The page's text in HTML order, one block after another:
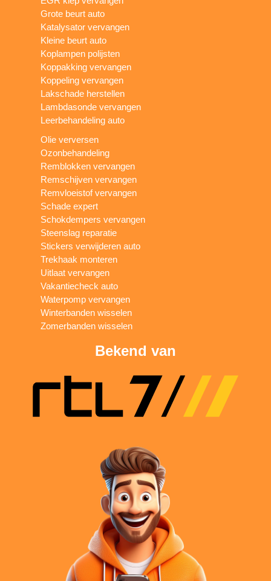
Grote beurt auto
Katalysator vervangen
Kleine beurt auto
Koplampen polijsten
Koppakking vervangen
Koppeling vervangen
Lakschade herstellen
Lambdasonde vervangen
Leerbehandeling auto
Olie verversen
Ozonbehandeling
Remblokken vervangen
Remschijven vervangen
Remvloeistof vervangen
Schade expert
Schokdempers vervangen
Steenslag reparatie
Stickers verwijderen auto
Trekhaak monteren
Uitlaat vervangen
Vakantiecheck auto
Waterpomp vervangen
Winterbanden wisselen
Zomerbanden wisselen
Bekend van